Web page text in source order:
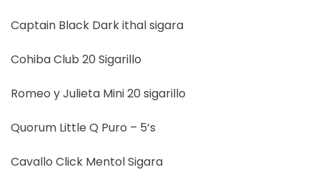
Captain Black Dark ithal sigara
Cohiba Club 20 Sigarillo
Romeo y Julieta Mini 20 sigarillo
Quorum Little Q Puro – 5’s
Cavallo Click Mentol Sigara